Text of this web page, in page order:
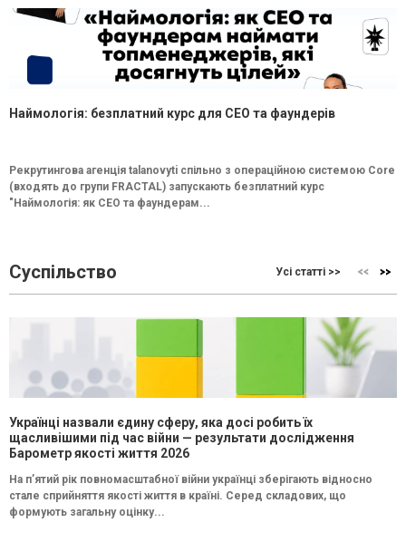
Наймологія: безплатний курс для CEO та фаундерів
Рекрутингова агенція talanovyti спільно з операційною системою Core
(входять до групи FRACTAL) запускають безплатний курс
"Наймологія: як СEO та фаундерам...
Суспільство Усі статті >>
Українці назвали єдину сферу, яка досі робить їх
щасливішими під час війни — результати дослідження
Барометр якості життя 2026
На п’ятий рік повномасштабної війни українці зберігають відносно
стале сприйняття якості життя в країні. Серед складових, що
формують загальну оцінку...